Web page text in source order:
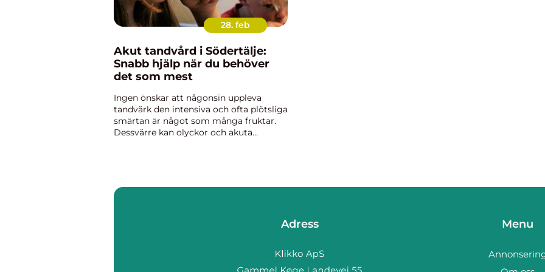
28. feb
Akut tandvård i Södertälje:
Snabb hjälp när du behöver
det som mest
Ingen önskar att någonsin uppleva
tandvärk den intensiva och ofta plötsliga
smärtan är något som många fruktar.
Dessvärre kan olyckor och akuta
Adress Menu